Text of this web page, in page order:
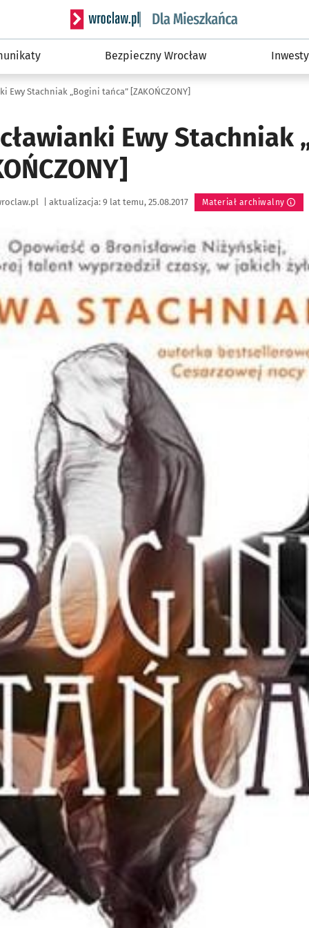
Serwis informacyjny wroclaw.pl podserwis: Dla
Bezpieczny Wrocław
Ewy Stachniak „Bogini tańca” [ZAKOŃCZONY]
Ewy Stachniak
aktualizacja: 9 lat temu, 25.08.2017 Materiał archiwalny